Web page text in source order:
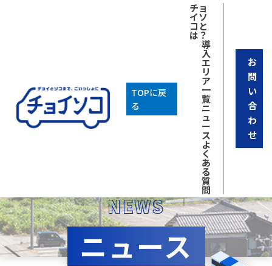
TOPに戻
る
チョ
イソ
コと
は？
導
入
エ
リ
ア
一
覧
ニ
ュ
ー
ス
よ
く
あ
る
質
問
お
問
い
合
わ
せ
NEWS
ニュース